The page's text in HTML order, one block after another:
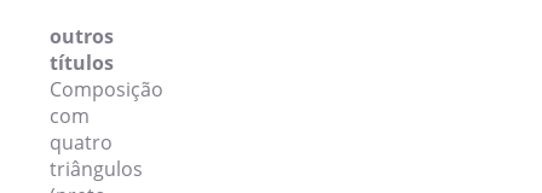
outros
títulos
Composição
com
quatro
triângulos